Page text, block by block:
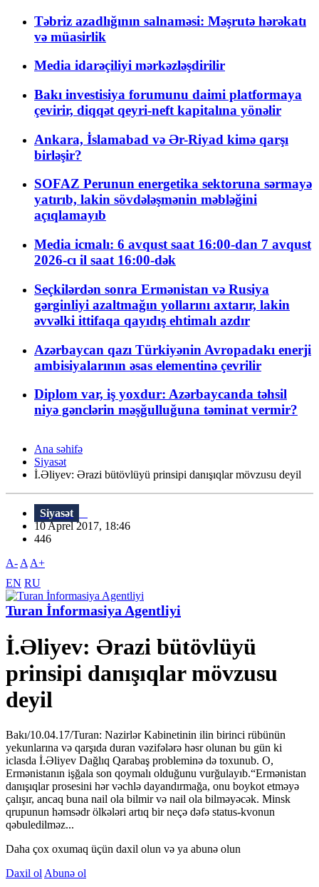
Təbriz azadlığının salnaməsi: Məşrutə hərəkatı
və müasirlik
Media idarəçiliyi mərkəzləşdirilir
Bakı investisiya forumunu daimi platformaya
çevirir, diqqət qeyri-neft kapitalına yönəlir
Ankara, İslamabad və Ər-Riyad kimə qarşı
birləşir?
SOFAZ Perunun energetika sektoruna sərmayə
yatırıb, lakin sövdələşmənin məbləğini
açıqlamayıb
Media icmalı: 6 avqust saat 16:00-dan 7 avqust
2026-cı il saat 16:00-dək
Seçkilərdən sonra Ermənistan və Rusiya
gərginliyi azaltmağın yollarını axtarır, lakin
əvvəlki ittifaqa qayıdış ehtimalı azdır
Azərbaycan qazı Türkiyənin Avropadakı enerji
ambisiyalarının əsas elementinə çevrilir
Diplom var, iş yoxdur: Azərbaycanda təhsil
niyə gənclərin məşğulluğuna təminat vermir?
Ana səhifə
Siyasət
İ.Əliyev: Ərazi bütövlüyü prinsipi danışıqlar mövzusu deyil
Siyasət
10 Aprel 2017, 18:46
446
A- A A+
EN RU
Turan İnformasiya Agentliyi
İ.Əliyev: Ərazi bütövlüyü
prinsipi danışıqlar mövzusu
deyil
Bakı/10.04.17/Turan: Nazirlər Kabinetinin ilin birinci rübünün
yekunlarına və qarşıda duran vəzifələrə həsr olunan bu gün ki
iclasda İ.Əliyev Dağlıq Qarabaş probleminə də toxunub. O,
Ermənistanın işğala son qoymalı olduğunu vurğulayıb.“Ermənistan
danışıqlar prosesini hər vəchlə dayandırmağa, onu boykot etməyə
çalışır, ancaq buna nail ola bilmir və nail ola bilməyəcək. Minsk
qrupunun həmsədr ölkələri artıq bir neçə dəfə status-kvonun
qəbuledilməz...
Daha çox oxumaq üçün daxil olun və ya abunə olun
Daxil ol Abunə ol